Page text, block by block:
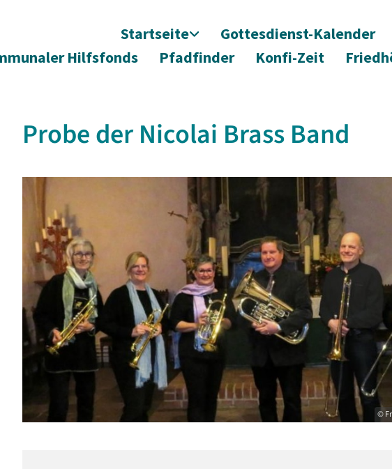
Startseite Gottesdienst-Kalender
Hilfsfonds
Pfadfinder Konfi-Zeit
Probe der Nicolai Brass Band
©